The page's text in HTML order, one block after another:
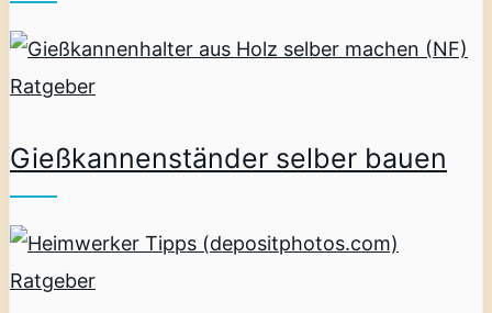
Ratgeber
Gießkannenständer selber bauen
Ratgeber